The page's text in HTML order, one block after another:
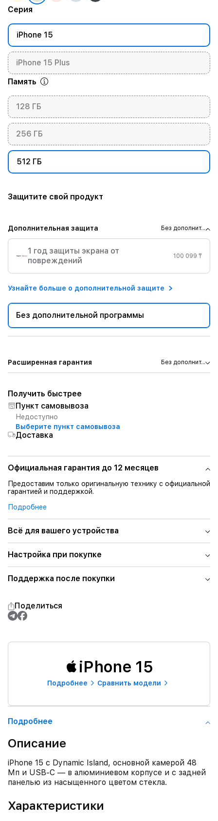
Серия
iPhone 15
iPhone 15 Plus
Память
128 ГБ
256 ГБ
512 ГБ
Защитите свой продукт
Дополнительная защита Без дополнит...
1 год защиты экрана от
повреждений
100 099 ₸
Узнайте больше о дополнительной защите
Без дополнительной программы
Расширенная гарантия Без дополнит...
Получить быстрее
Пункт самовывоза
Недоступно
Выберите пункт самовывоза
Доставка
Официальная гарантия до 12 месяцев
Предоставим только оригинальную технику с официальной
гарантией и поддержкой.
Подробнее
Всё для вашего устройства
Настройка при покупке
Поддержка после покупки
Поделиться
iPhone 15
Подробнее Сравнить модели
Подробнее
Описание
iPhone 15 с Dynamic Island, основной камерой 48
Мп и USB‑C — в алюминиевом корпусе и с задней
панелью из насыщенного цветом стекла.
Характеристики